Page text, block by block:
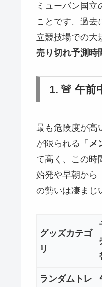
ミューバン国立
ことです。過去
立競技場での大
売り切れ予測時
1. 🚨 午前
最も危険度が高
が限られる「 メ
て高く、この時
始発や早朝から
の勢いは凄まじ
グッズカテゴ
リ
ランダムトレ